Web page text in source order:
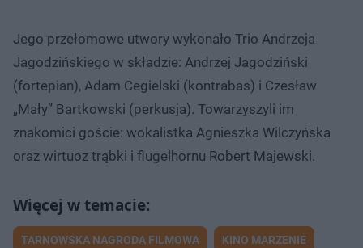
Jego przełomowe utwory wykonało Trio Andrzeja
Jagodzińskiego w składzie: Andrzej Jagodziński
(fortepian), Adam Cegielski (kontrabas) i Czesław
„Mały” Bartkowski (perkusja). Towarzyszyli im
znakomici goście: wokalistka Agnieszka Wilczyńska
oraz wirtuoz trąbki i flugelhornu Robert Majewski.
TARNOWSKA NAGRODA FILMOWA KINO MARZENIE